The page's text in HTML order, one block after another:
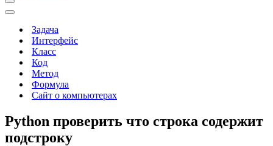
Меню
навигации
Меню
навигацииЗадача
Интерфейс
Класс
Код
Метод
Формула
Сайт о компьютерах
Python проверить что строка содержит
подстроку